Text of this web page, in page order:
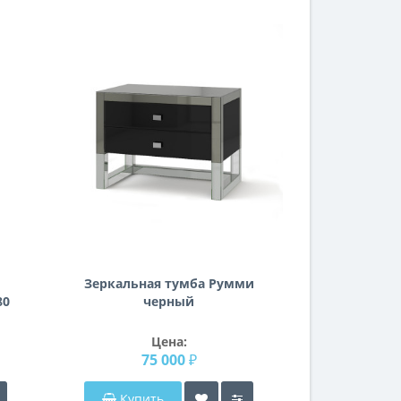
Зеркальная тумба Румми
черный
Цена:
75 000 ₽